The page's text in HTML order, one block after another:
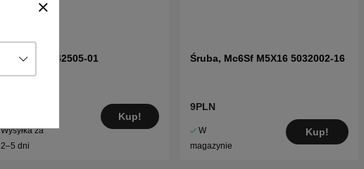
Pokrywa 5442505-01
Wysyłka za
2–5 dni
Kup!
Śruba, Mc6Sf M5X16 5032002-16
9PLN
W
magazynie
Kup!